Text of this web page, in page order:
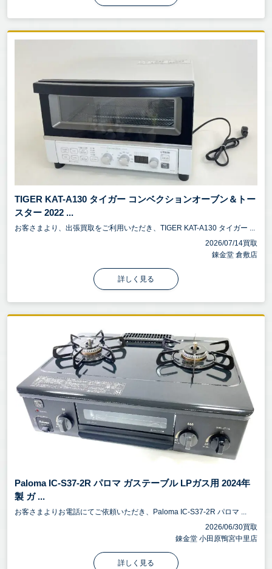
TIGER KAT-A130 タイガー コンベクションオーブン＆トー
スター 2022 ...
お客さまより、出張買取をご利用いただき、TIGER KAT-A130 タイガー ...
2026/07/14買取
錬金堂 倉敷店
詳しく見る
Paloma IC-S37-2R パロマ ガステーブル LPガス用 2024年
製 ガ ...
お客さまよりお電話にてご依頼いただき、Paloma IC-S37-2R パロマ ...
2026/06/30買取
錬金堂 小田原鴨宮中里店
詳しく見る